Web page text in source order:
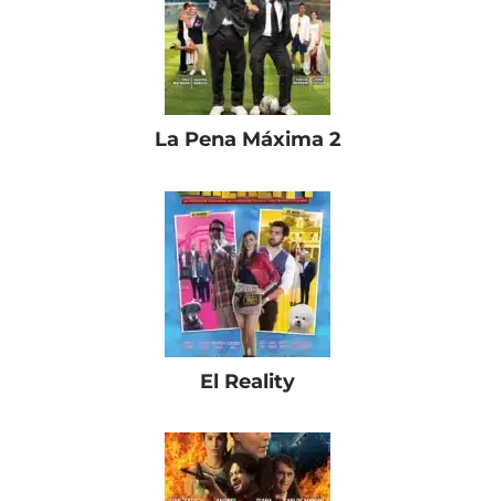
La Pena Máxima 2
El Reality